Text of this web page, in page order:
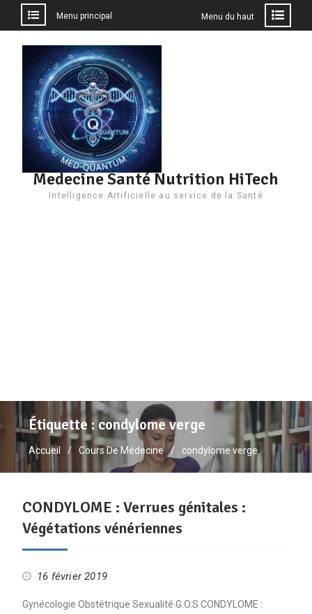
contenu
Menu principal Menu du haut
Medecine Santé Nutrition HiTech
Intelligence Artificielle au service de la Santé
Étiquette : condylome verge
Accueil Cours De Médecine condylome verge
CONDYLOME : Verrues génitales :
Végétations vénériennes
16 février 2019
Gynécologie Obstétrique Sexualité G.O.S CONDYLOME :